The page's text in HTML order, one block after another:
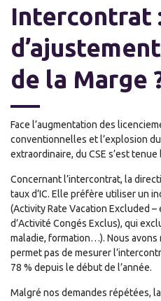
FacebookLinkedInTwitterWhatsApp
Email
Intercontrat
de la Marge
Face l’augmentation des
conventionnelles et l’explosion
extraordinaire, du CSE s’est
Concernant l’intercontrat, la
taux d’IC. Elle préfère utiliser un
(Activity Rate Vacation Excluded –
d’Activité Congés Exclus), qui
maladie, formation…). Nous
permet pas de mesurer
78 % depuis le début de l’année.
Malgré nos demandes répétées,